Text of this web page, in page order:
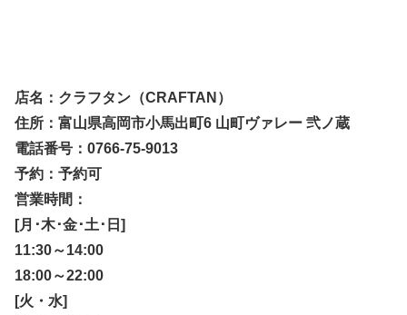
店名：クラフタン（CRAFTAN）
住所：富山県高岡市小馬出町6 山町ヴァレー 弐ノ蔵
電話番号：0766-75-9013
予約：予約可
営業時間：
[月･木･金･土･日]
11:30～14:00
18:00～22:00
[火・水]